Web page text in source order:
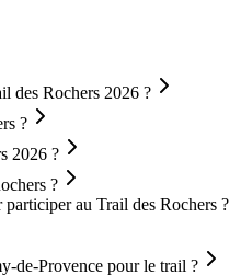
des Rochers 2026 ?
?
2026 ?
?
au Trail des Rochers ?
de-Provence pour le trail ?